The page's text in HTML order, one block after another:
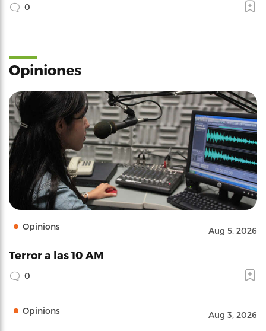
0
Opiniones
Opinions Aug 5, 2026
Terror a las 10 AM
0
Opinions Aug 3, 2026